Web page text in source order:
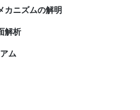
ニズムの解明
解析
ム